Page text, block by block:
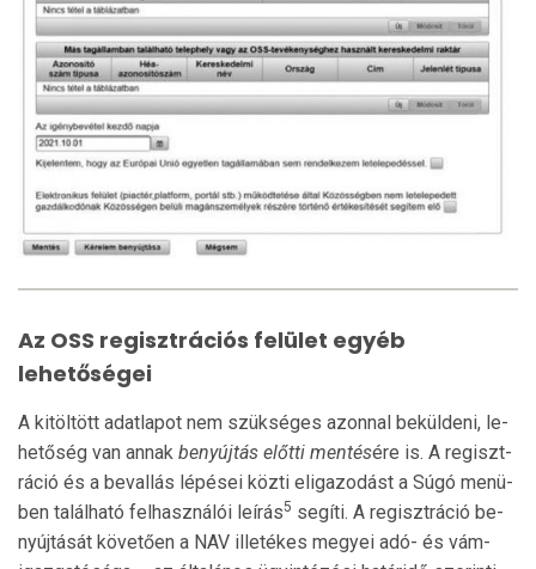
Az OSS regisztrációs felület egyéb
lehetőségei
A kitöltött adatlapot nem szükséges azonnal beküldeni, le­
hetőség van annak benyújtás előtti mentésére is. A regiszt­
ráció és a bevallás lépései közti eligazodást a Sú­gó menü­
ben található felhasználói leírás5 segíti. A re­gisztráció be­
nyúj­tását követően a NAV illetékes megyei adó- és vám­